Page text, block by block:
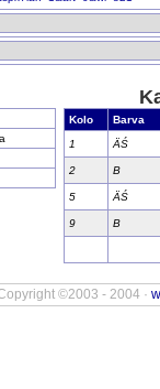
Kolo
Barva
1
ÄŚ
2 B
5 ÄŚ
9 B
©2003 - 2004 ·